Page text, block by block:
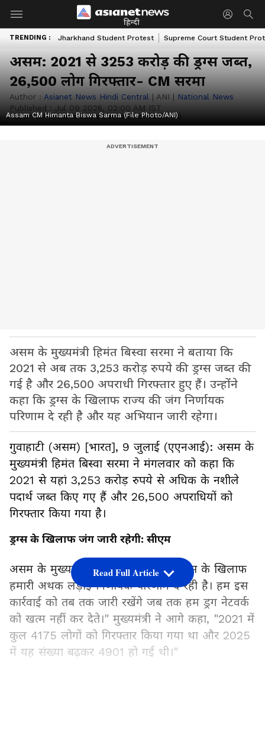
हिन्दी
TRENDING : Jharkhand Student Protest Supreme Court Student
असम: 2021 से 3253 करोड़ की ड्रग्स जब्त,
26,500 लोग गिरफ्तार- CM सरमा
Author : Asianet News Hindi Central | ANI | National News
Published : Jul 09 2026, 02:00 AM IST
Assam CM Himanta Biswa Sarma (File Photo/ANI)
असम के मुख्यमंत्री हिमंत बिस्वा सरमा ने बताया कि
2021 से अब तक 3,253 करोड़ रुपये की ड्रग्स जब्त की
गई है और 26,500 अपराधी गिरफ्तार हुए हैं। उन्होंने
कहा कि ड्रग्स के खिलाफ राज्य की जंग निर्णायक
परिणाम दे रही है और यह अभियान जारी रहेगा।
गुवाहाटी (असम) [भारत], 9 जुलाई (एएनआई): असम के
मुख्यमंत्री हिमंत बिस्वा सरमा ने मंगलवार को कहा कि
2021 से यहां 3,253 करोड़ रुपये से अधिक के नशीले
पदार्थ जब्त किए गए हैं और 26,500 अपराधियों को
गिरफ्तार किया गया है।
ड्रग्स के खिलाफ जंग जारी रहेगी: सीएम
असम के मुख्यमंत्री ने एक्स पर लिखा, "ड्रग्स के खिलाफ
हमारी अथक लड़ाई निर्णायक परिणाम दे रही है। हम इस
कार्रवाई को तब तक जारी रखेंगे जब तक हम ड्रग नेटवर्क
को खत्म नहीं कर देते।" मुख्यमंत्री ने आगे कहा, "2021 में
कुल 4175 लोगों को गिरफ्तार किया गया था और 2025
में यह संख्या बढ़कर 4901 हो गई थी।"
Read Full Article